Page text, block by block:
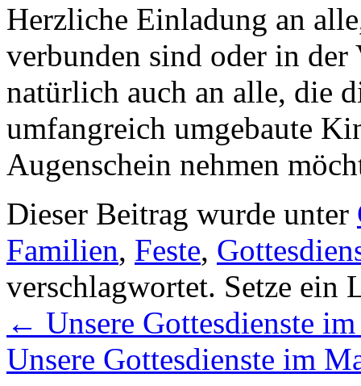
Herzliche Einladung an
verbunden sind oder in der
natürlich auch an alle, die
umfangreich umgebaute
Augenschein nehmen
Dieser Beitrag wurde unter
Familien, Feste,
verschlagwortet. Setze ein
← Unsere Gottesdienste
Unsere Gottesdienste im